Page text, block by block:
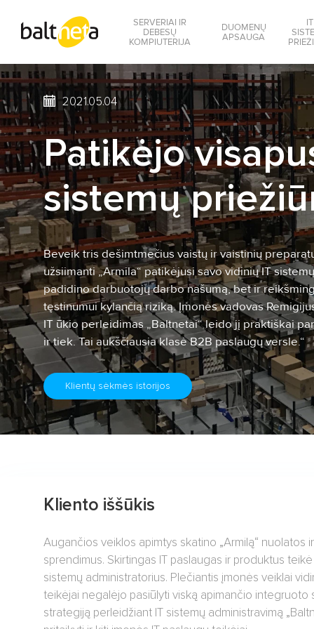
SERVERIAI IR
DEBESŲ
KOMPIUTERIJA
DUOMENŲ
APSAUGA
IT
2021.05.04
Patikėjo
sistemų
Beveik tris dešimtmečius vaistų ir vaistinių
užsiimanti „Armila“ patikėjusi savo vidinių IT
padidino darbuotojų darbo našumą, bet ir
tęstinumui kylančią riziką. Įmonės vadovas
IT ūkio perleidimas „Baltnetai“ leido jį praktiškai
ir tiek. Tai aukščiausia klasė B2B paslaugų versle.“
Klientų sėkmės istorijos
Kliento iššūkis
Augančios veiklos apimtys skatino „Armilą“
sprendimus. Skirtingas IT paslaugas ir produktus
sistemų administratorius. Plečiantis įmonės veiklai
teikėjai negalėjo pasiūlyti viską apimančio integruoto
strategiją perleidžiant IT sistemų administravimą